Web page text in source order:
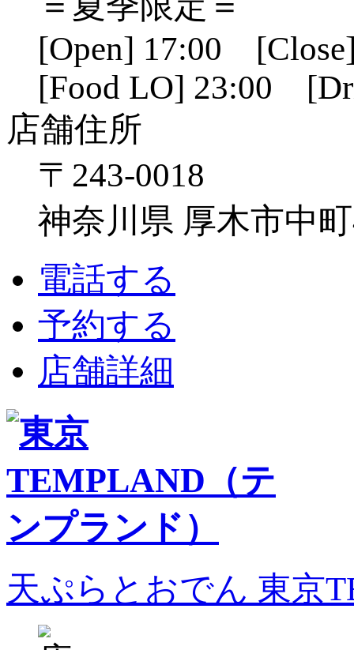
[Open] 17:00
[Food LO] 23:00
店舗住所
〒243-0018
神奈川県 厚木市中
電話する
予約する
店舗詳細
天ぷらとおでん 東京